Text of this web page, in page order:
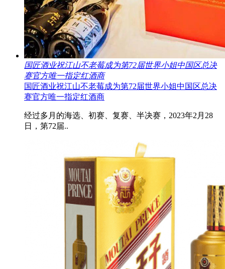
国匠酒业祝江山不老莓成为第72届世界小姐中国区总决
赛官方唯一指定红酒商
国匠酒业祝江山不老莓成为第72届世界小姐中国区总决
赛官方唯一指定红酒商
经过多月的海选、初赛、复赛、半决赛，2023年2月28
日，第72届..